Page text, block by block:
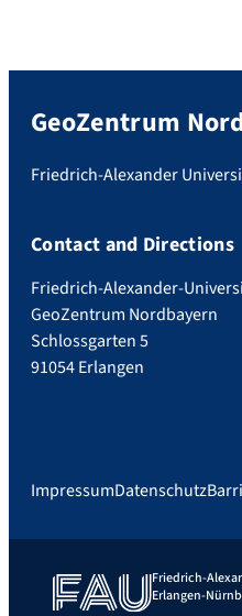
GeoZentrum
Friedrich-Alexander
Contact and Directions
Friedrich-Alexander-
GeoZentrum Nordbayern
Schlossgarten 5
91054 Erlangen
ImpressumDatenschutz
Friedrich-
Erlangen-